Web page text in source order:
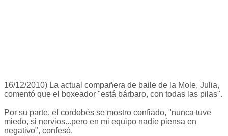
16/12/2010) La actual compañera de baile de la Mole, Julia,
comentó que el boxeador "está bárbaro, con todas las pilas".
Por su parte, el cordobés se mostro confiado, "nunca tuve
miedo, si nervios...pero en mi equipo nadie piensa en
negativo", confesó.